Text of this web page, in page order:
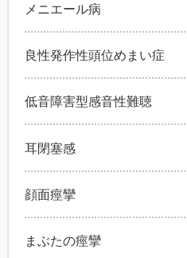
メニエール病
良性発作性頭位めまい症
低音障害型感音性難聴
耳閉塞感
顔面痙攣
まぶたの痙攣